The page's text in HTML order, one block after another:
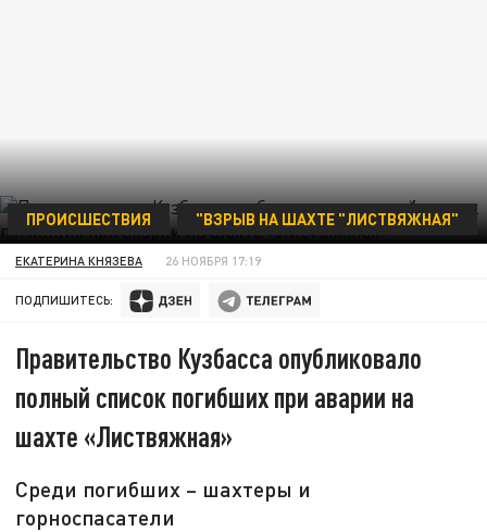
ФОТО: ЦАРЬГРАД
ПРОИСШЕСТВИЯ "ВЗРЫВ НА ШАХТЕ "ЛИСТВЯЖНАЯ"
ЕКАТЕРИНА КНЯЗЕВА 26 НОЯБРЯ 17:19
ПОДПИШИТЕСЬ:
Правительство Кузбасса опубликовало
полный список погибших при аварии на
шахте «Листвяжная»
Среди погибших – шахтеры и
горноспасатели